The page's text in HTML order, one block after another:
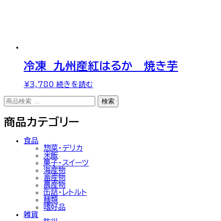
冷凍 九州産紅はるか 焼き芋
¥3,780 続きを読む
検
索
象:
検索
商品カテゴリー
食品
惣菜・デリカ
米飯
菓子・スイーツ
海産物
畜産物
農産物
缶詰・レトルト
麺類
嗜好品
雑貨